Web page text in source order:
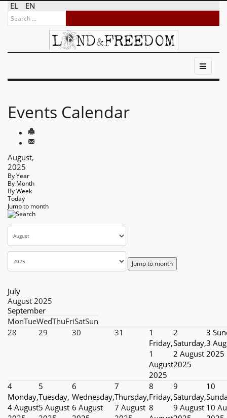
EL EN
Events Calendar
August,
2025
By Year
By Month
By Week
Today
Jump to month
Jump to month
July
August 2025
September
MonTueWedThuFriSatSun
28
29 30 31
1
Friday,
1
August
2025
2
Saturday,
2 August
2025
3
3
2025
4
Monday,
4 August
5
Tuesday,
5 August
6
Wednesday,
6 August
7
Thursday,
7 August
8
Friday,
8
9
Saturday,
9 August
10
10